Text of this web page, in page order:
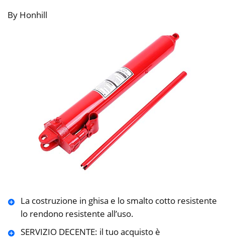
By Honhill
La costruzione in ghisa e lo smalto cotto resistente
lo rendono resistente all’uso.
SERVIZIO DECENTE: il tuo acquisto è